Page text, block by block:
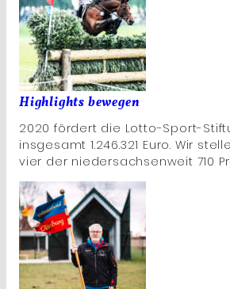
Highlights bewegen
2020 fördert die Lotto-Sport-
insgesamt 1.246.321 Euro. Wir
vier der niedersachsenweit 710